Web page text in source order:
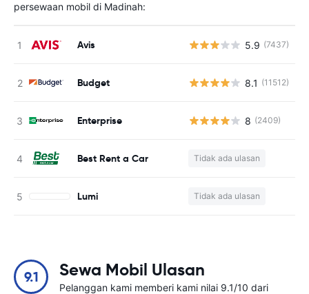
persewaan mobil di Madinah:
Avis 5.9 (7437)
Budget 8.1 (11512)
Enterprise 8 (2409)
Best Rent a Car Tidak ada ulasan
Lumi Tidak ada ulasan
9.1 Sewa Mobil Ulasan
Pelanggan kami memberi kami nilai 9.1/10 dari